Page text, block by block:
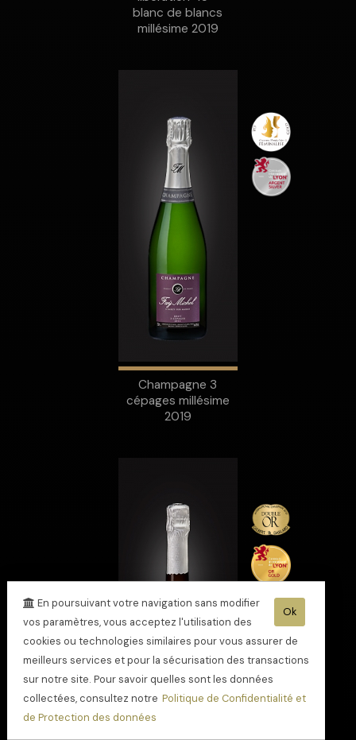
blanc de blancs
millésime 2019
Champagne 3
cépages millésime
2019
Ok
En poursuivant votre navigation sans modifier
vos paramètres, vous acceptez l'utilisation des
cookies ou technologies similaires pour vous assurer de
meilleurs services et pour la sécurisation des transactions
sur notre site. Pour savoir quelles sont les données
collectées, consultez notre Politique de Confidentialité et
de Protection des données